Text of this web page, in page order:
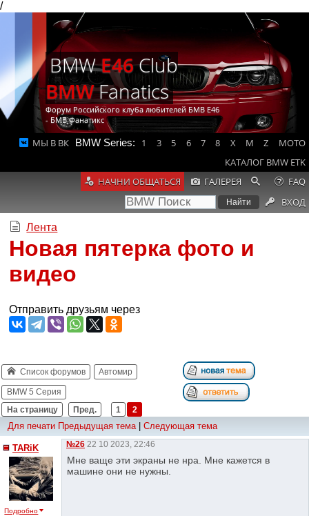
/
BMWE46Club
BMWFanatics
Форум Российского клуба любителей БМВ Е46
- БМВ Фанатикс
МЫ В ВК BMW Series: 1 3 5 6 7 8 X M Z
MOTO
КАТАЛОГ BMW ETK
НАЧНИ ОБЩАТЬСЯ
ГАЛЕРЕЯ
FAQ
ВХОД
Лента
Новая пятерка фото и
видео
Отправить друзьям через
Список форумов Автомир
BMW 5 Серия
На страницу
Пред. 1 2
Для печати Предыдущая тема| Следующая тема
TARiK
Подробно
№26 22 10 2023, 22:46
Мне ваще эти экраны не нра. Мне кажется в
машине они не нужны.